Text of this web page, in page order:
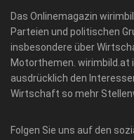
Das Onlinemagazin
Parteien und politischen
insbesondere über
Motorthemen.
ausdrücklich den
Wirtschaft so mehr
Folgen Sie uns auf den